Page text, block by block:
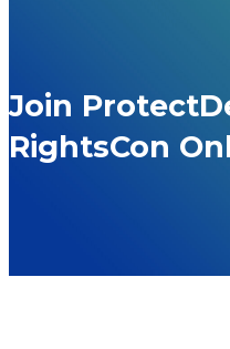
Join
RightsCon